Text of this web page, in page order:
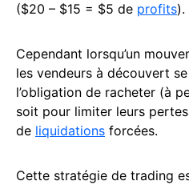
($20 – $15 = $5 de profits).
Cependant lorsqu’un
les vendeurs à découvert
l’obligation de racheter (à
soit pour limiter leurs
de liquidations forcées.
Cette stratégie de trading